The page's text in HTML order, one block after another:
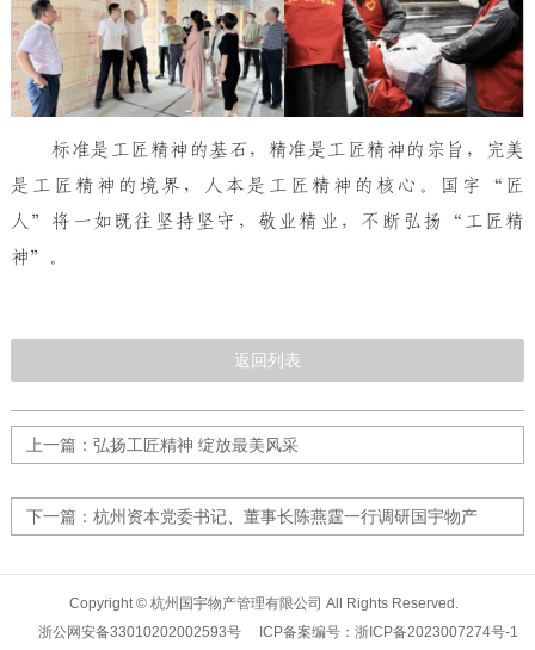
标准是工匠精神的基石，精准是工匠精神的宗旨，完美
是工匠精神的境界，人本是工匠精神的核心。国宇“匠
人”将一如既往坚持坚守，敬业精业，不断弘扬“工匠精
神”。
返回列表
上一篇：弘扬工匠精神 绽放最美风采
下一篇：杭州资本党委书记、董事长陈燕霆一行调研国宇物产
Copyright © 杭州国宇物产管理有限公司 All Rights Reserved.
浙公网安备33010202002593号
ICP备案编号：浙ICP备2023007274号-1